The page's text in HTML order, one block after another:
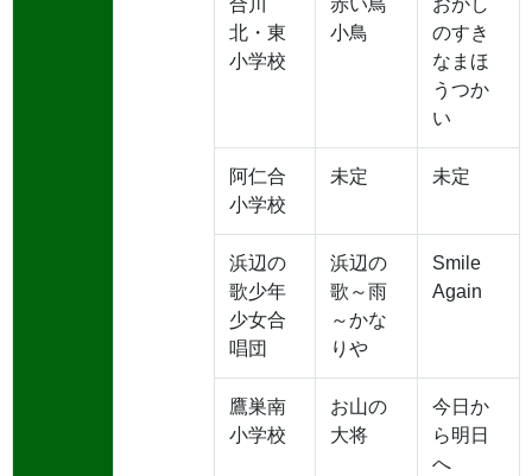
北・東
小学校
小鳥
のすき
なまほ
うつか
い
阿仁合
小学校
未定 未定
浜辺の
歌少年
少女合
唱団
浜辺の
歌～雨
～かな
りや
Smile
Again
鷹巣南
小学校
お山の
大将
今日か
ら明日
へ